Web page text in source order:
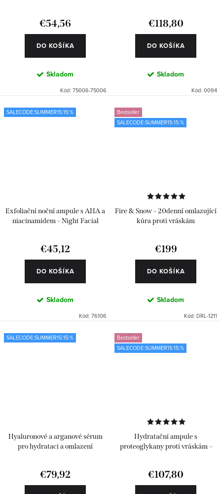
€54,56
DO KOŠÍKA
Skladom
Kód: 75006-75006
€118,80
DO KOŠÍKA
Skladom
Kód: 0094
SALECODE:SUMMER15:15:%
Exfoliační noční ampule s AHA a
niacinamidem – Night Facial
€45,12
DO KOŠÍKA
Skladom
Kód: 76106
Bestseller
SALECODE:SUMMER15:15:%
Fire & Snow – 20denní omlazující
kúra proti vráskám
€199
DO KOŠÍKA
Skladom
Kód: DRL-1211
SALECODE:SUMMER15:15:%
Hyaluronové a arganové sérum
pro hydrataci a omlazení
€79,92
Bestseller
SALECODE:SUMMER15:15:%
Hydratační ampule s
proteoglykany proti vráskám –
€107,80